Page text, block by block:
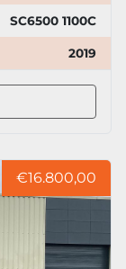
SC6500 1100C
2019
€16.800,00